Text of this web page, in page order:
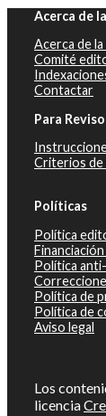
Acerca de
Acerca de
Comité
Contactar
Para
Criterios de
Políticas
Política
Política
Política de
Política de
Aviso legal
Los
licencia